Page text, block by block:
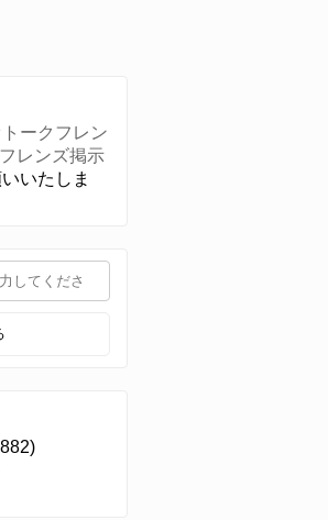
ークフレン
レンズ掲示
いたしま